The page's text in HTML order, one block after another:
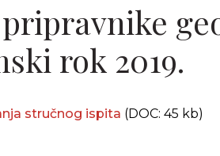
rok 2019.
stručnog ispita (DOC: 45 kb)